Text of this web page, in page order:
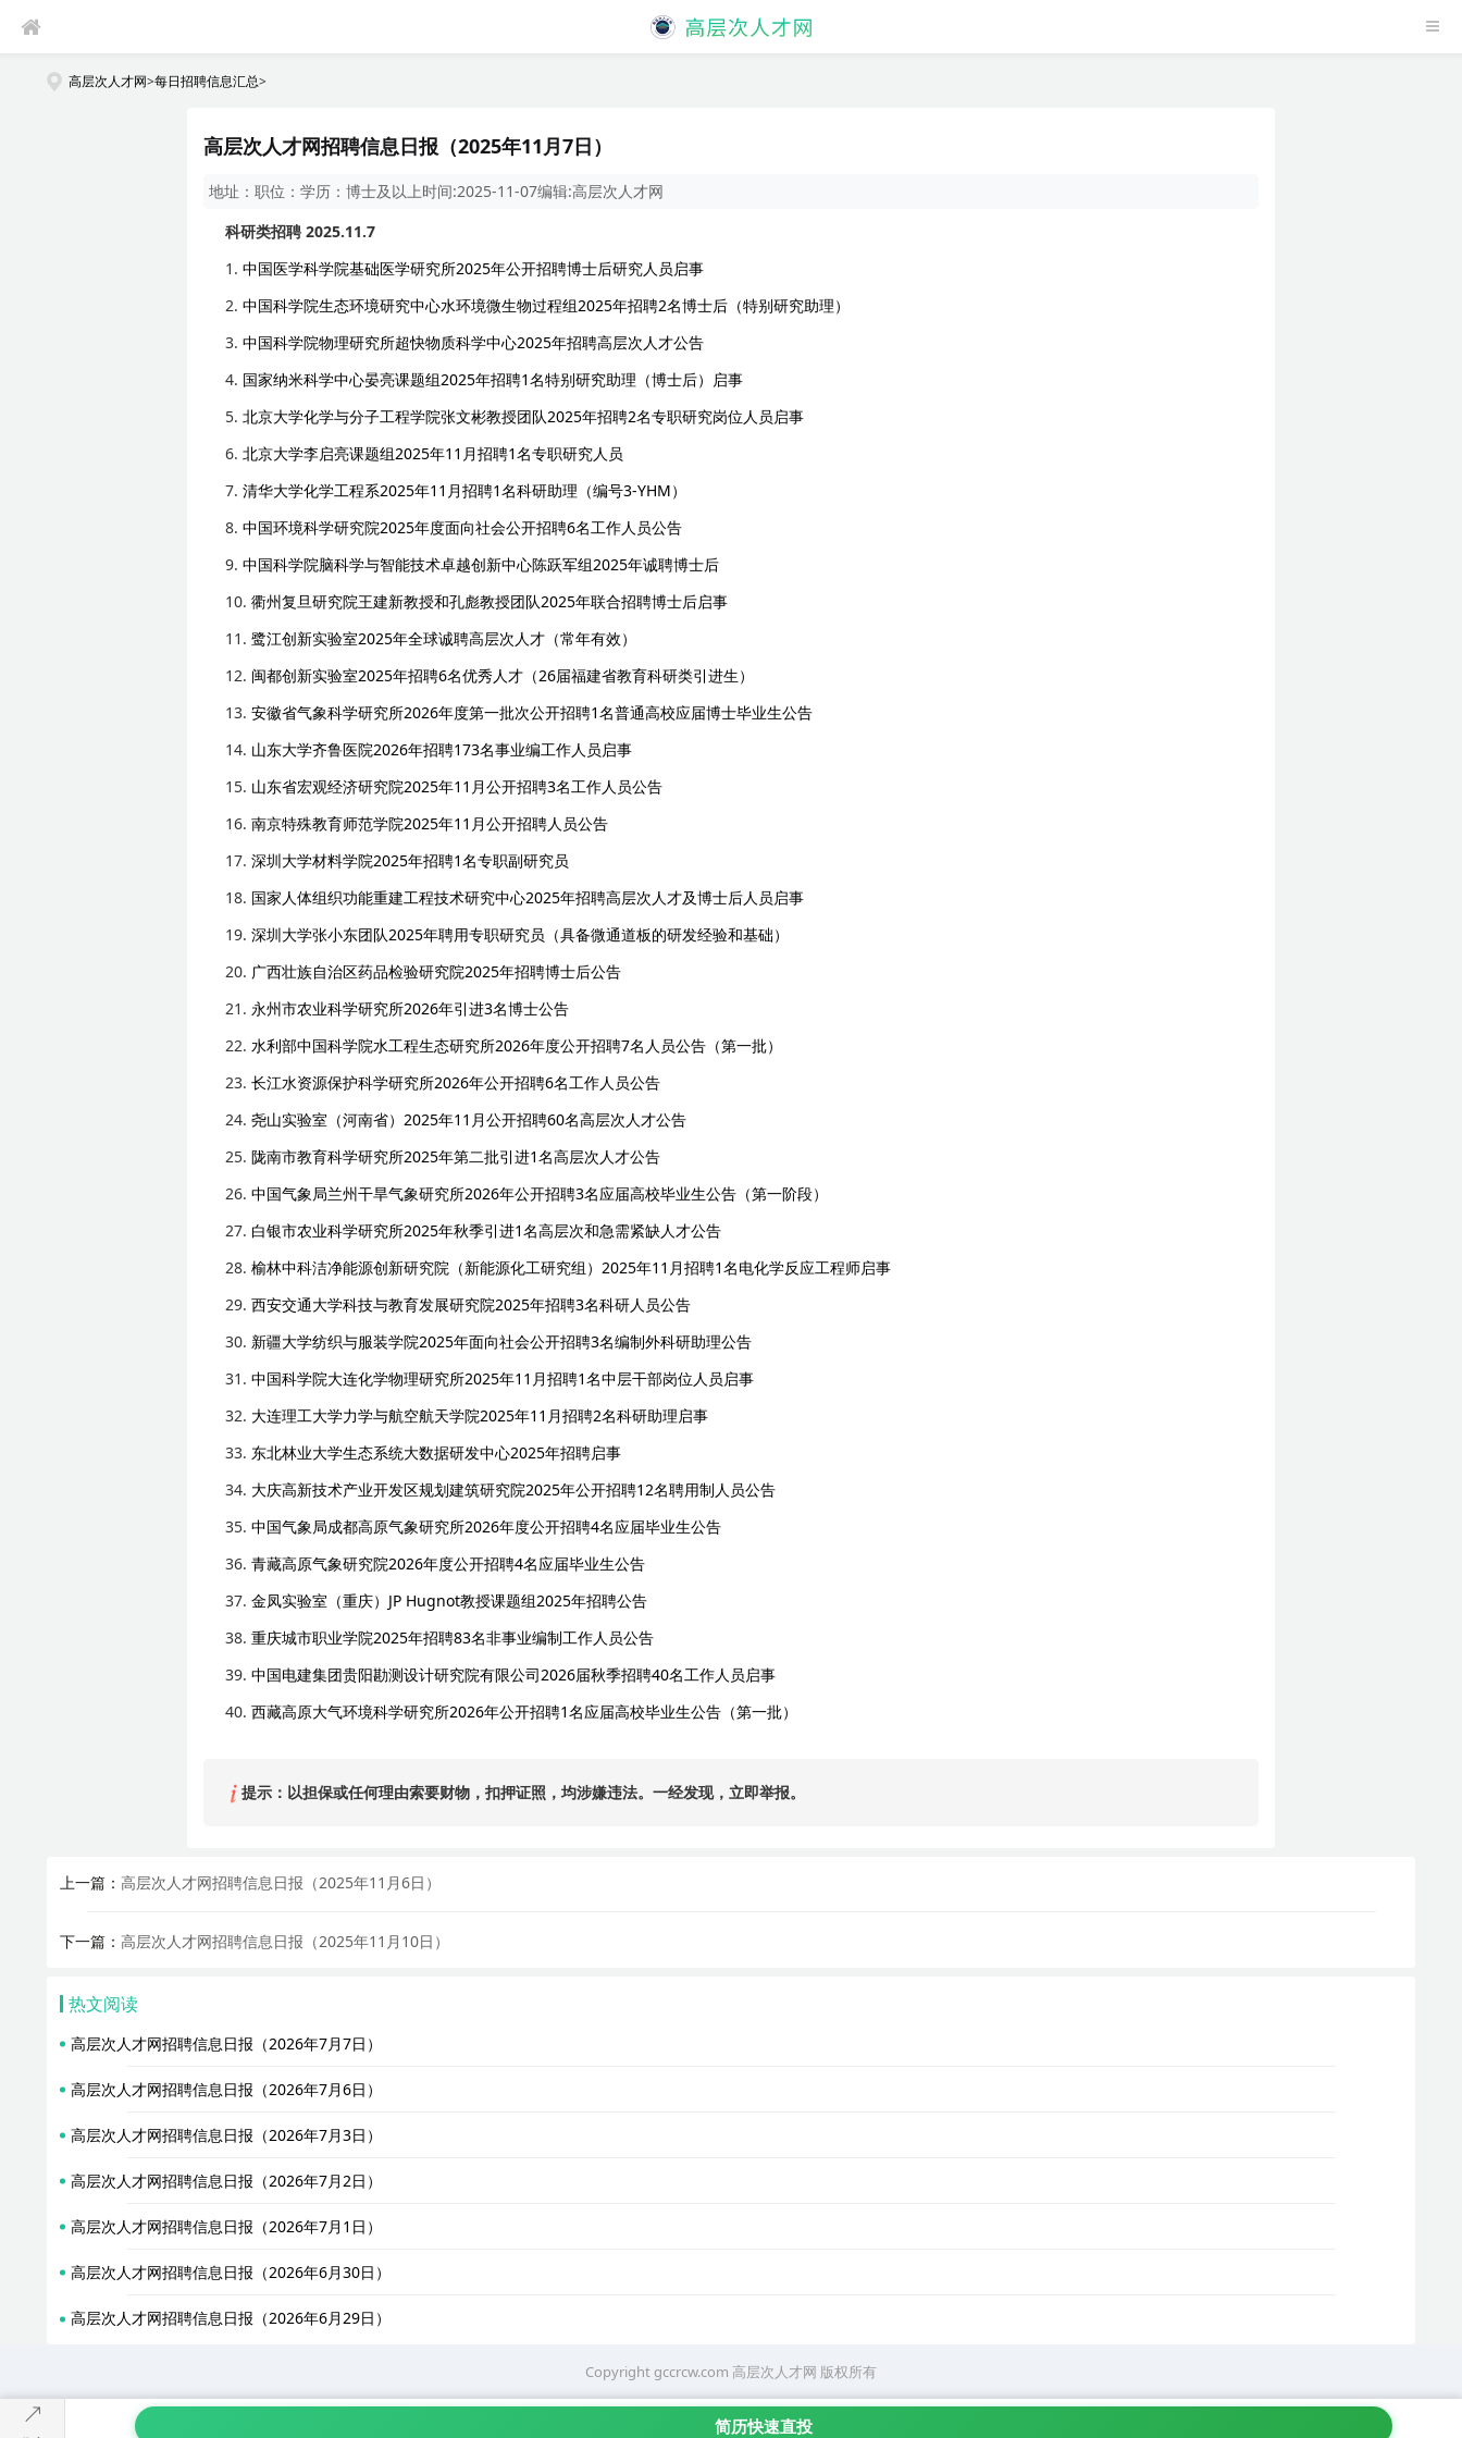
高层次人才网>每日招聘信息汇总>
高层次人才网招聘信息日报（2025年11月7日）
地址： 职位： 学历： 博士及以上时间:2025-11-07编辑:高层次人才网
科研类招聘 2025.11.7
1. 中国医学科学院基础医学研究所2025年公开招聘博士后研究人员启事
2. 中国科学院生态环境研究中心水环境微生物过程组2025年招聘2名博士后（特别研究助理）
3. 中国科学院物理研究所超快物质科学中心2025年招聘高层次人才公告
4. 国家纳米科学中心晏亮课题组2025年招聘1名特别研究助理（博士后）启事
5. 北京大学化学与分子工程学院张文彬教授团队2025年招聘2名专职研究岗位人员启事
6. 北京大学李启亮课题组2025年11月招聘1名专职研究人员
7. 清华大学化学工程系2025年11月招聘1名科研助理（编号3-YHM）
8. 中国环境科学研究院2025年度面向社会公开招聘6名工作人员公告
9. 中国科学院脑科学与智能技术卓越创新中心陈跃军组2025年诚聘博士后
10. 衢州复旦研究院王建新教授和孔彪教授团队2025年联合招聘博士后启事
11. 鹭江创新实验室2025年全球诚聘高层次人才（常年有效）
12. 闽都创新实验室2025年招聘6名优秀人才（26届福建省教育科研类引进生）
13. 安徽省气象科学研究所2026年度第一批次公开招聘1名普通高校应届博士毕业生公告
14. 山东大学齐鲁医院2026年招聘173名事业编工作人员启事
15. 山东省宏观经济研究院2025年11月公开招聘3名工作人员公告
16. 南京特殊教育师范学院2025年11月公开招聘人员公告
17. 深圳大学材料学院2025年招聘1名专职副研究员
18. 国家人体组织功能重建工程技术研究中心2025年招聘高层次人才及博士后人员启事
19. 深圳大学张小东团队2025年聘用专职研究员（具备微通道板的研发经验和基础）
20. 广西壮族自治区药品检验研究院2025年招聘博士后公告
21. 永州市农业科学研究所2026年引进3名博士公告
22. 水利部中国科学院水工程生态研究所2026年度公开招聘7名人员公告（第一批）
23. 长江水资源保护科学研究所2026年公开招聘6名工作人员公告
24. 尧山实验室（河南省）2025年11月公开招聘60名高层次人才公告
25. 陇南市教育科学研究所2025年第二批引进1名高层次人才公告
26. 中国气象局兰州干旱气象研究所2026年公开招聘3名应届高校毕业生公告（第一阶段）
27. 白银市农业科学研究所2025年秋季引进1名高层次和急需紧缺人才公告
28. 榆林中科洁净能源创新研究院（新能源化工研究组）2025年11月招聘1名电化学反应工程师启事
29. 西安交通大学科技与教育发展研究院2025年招聘3名科研人员公告
30. 新疆大学纺织与服装学院2025年面向社会公开招聘3名编制外科研助理公告
31. 中国科学院大连化学物理研究所2025年11月招聘1名中层干部岗位人员启事
32. 大连理工大学力学与航空航天学院2025年11月招聘2名科研助理启事
33. 东北林业大学生态系统大数据研发中心2025年招聘启事
34. 大庆高新技术产业开发区规划建筑研究院2025年公开招聘12名聘用制人员公告
35. 中国气象局成都高原气象研究所2026年度公开招聘4名应届毕业生公告
36. 青藏高原气象研究院2026年度公开招聘4名应届毕业生公告
37. 金凤实验室（重庆）JP Hugnot教授课题组2025年招聘公告
38. 重庆城市职业学院2025年招聘83名非事业编制工作人员公告
39. 中国电建集团贵阳勘测设计研究院有限公司2026届秋季招聘40名工作人员启事
40. 西藏高原大气环境科学研究所2026年公开招聘1名应届高校毕业生公告（第一批）
提示：以担保或任何理由索要财物，扣押证照，均涉嫌违法。一经发现，立即举报。
上一篇：高层次人才网招聘信息日报（2025年11月6日）
下一篇：高层次人才网招聘信息日报（2025年11月10日）
热文阅读
高层次人才网招聘信息日报（2026年7月7日）
高层次人才网招聘信息日报（2026年7月6日）
高层次人才网招聘信息日报（2026年7月3日）
高层次人才网招聘信息日报（2026年7月2日）
高层次人才网招聘信息日报（2026年7月1日）
高层次人才网招聘信息日报（2026年6月30日）
高层次人才网招聘信息日报（2026年6月29日）
简历快速直投
Copyright gccrcw.com 高层次人才网 版权所有